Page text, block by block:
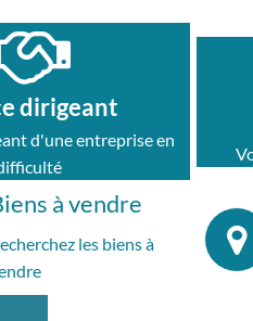
dirigeant
d'une entreprise en
à vendre
les biens à